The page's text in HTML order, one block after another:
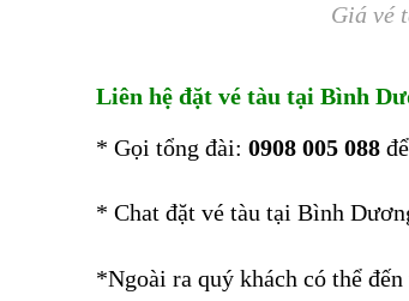
Giá vé
Liên hệ đặt vé tàu tại Bình
* Gọi tổng đài: 0908 005 088
* Chat đặt vé tàu tại Bình
*Ngoài ra quý khách có thể